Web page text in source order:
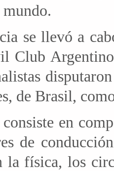
se llevó a
Club
de Brasil,
en
de
la física, los